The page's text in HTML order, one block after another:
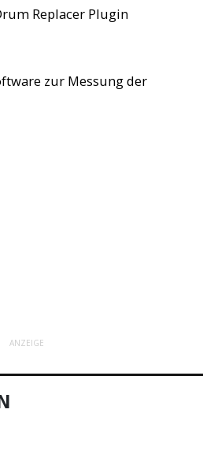
Replacer Plugin
zur Messung der
ANZEIGE